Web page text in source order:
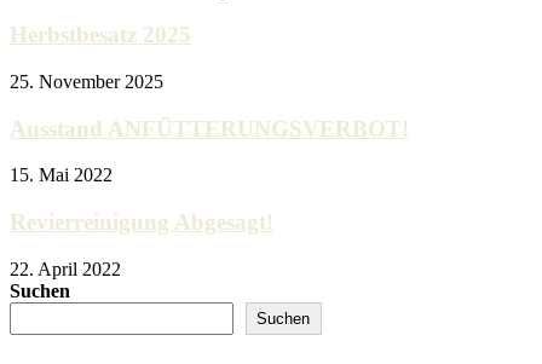
Herbstbesatz 2025
25. November 2025
Ausstand ANFÜTTERUNGSVERBOT!
15. Mai 2022
Revierreinigung Abgesagt!
22. April 2022
Suchen
Suchen